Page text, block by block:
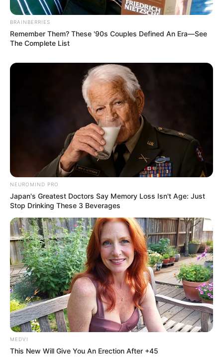
BRAINBERRIES
Remember Them? These '90s Couples Defined An Era—See
The Complete List
NEUROMIND PRO
Japan's Greatest Doctors Say Memory Loss Isn't Age: Just
Stop Drinking These 3 Beverages
MEDVI
This New Will Give You An Erection After +45